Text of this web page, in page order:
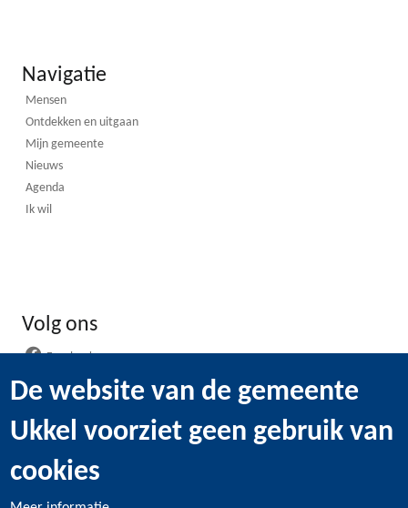
Navigatie
Mensen
Ontdekken en uitgaan
Mijn gemeente
Nieuws
Agenda
Ik wil
Volg ons
Instagram
WhatsApp
De website van de gemeente
Ukkel voorziet geen gebruik van
cookies